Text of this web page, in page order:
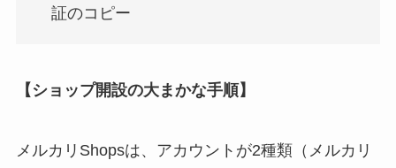
証のコピー
【ショップ開設の大まかな手順】
メルカリShopsは、アカウントが2種類（メルカリ